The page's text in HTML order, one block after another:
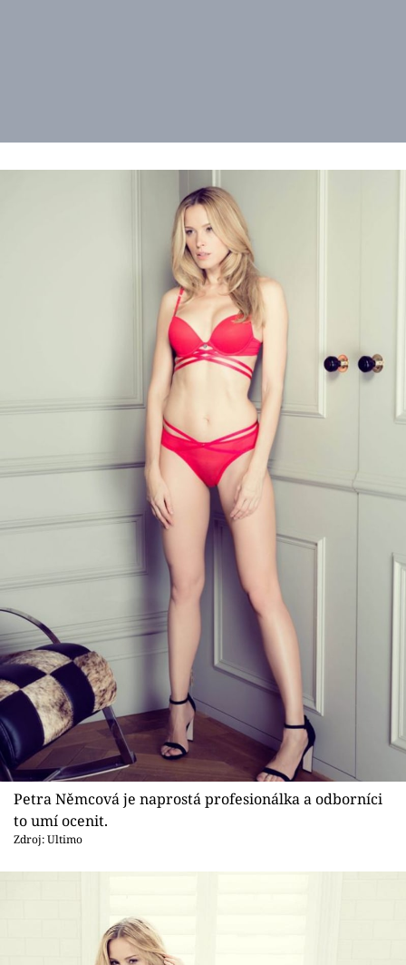
Petra Němcová je naprostá profesionálka a odborníci
to umí ocenit.
Zdroj: Ultimo